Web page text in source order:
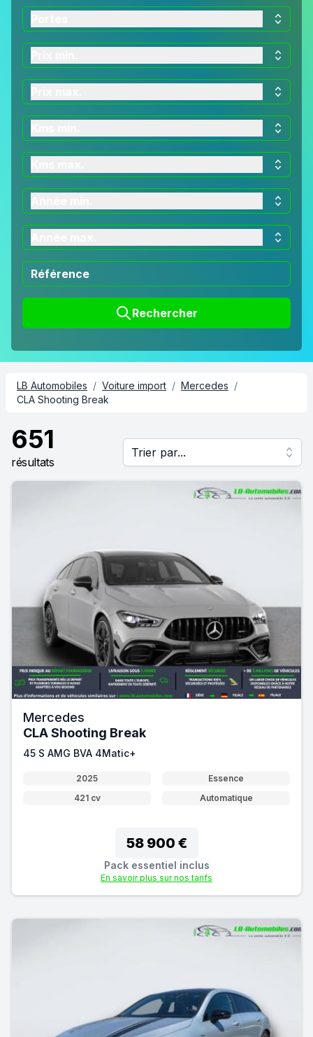
Rechercher
LB Automobiles / Voiture import / Mercedes /
CLA Shooting Break
651
résultats
Trier par...
Mercedes
CLA Shooting Break
45 S AMG BVA 4Matic+
2025
Essence
421 cv
Automatique
58 900 €
Pack essentiel inclus
En savoir plus sur nos tarifs